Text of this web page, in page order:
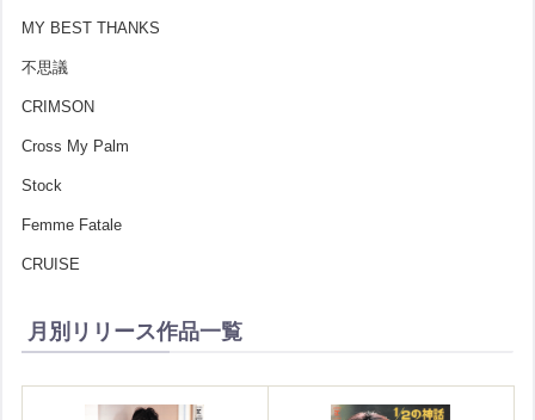
MY BEST THANKS
不思議
CRIMSON
Cross My Palm
Stock
Femme Fatale
CRUISE
月別リリース作品一覧